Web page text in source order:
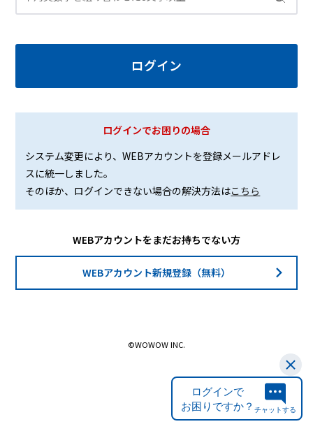
ログインでお困りの場合
システム変更により、WEBアカウントを登録メールアドレ
スに統一しました。
そのほか、ログインできない場合の解決方法はこちら
WEBアカウントをまだお持ちでない方
WEBアカウント新規登録（無料）
©WOWOW INC.
ログインで
お困りですか？ チャットする